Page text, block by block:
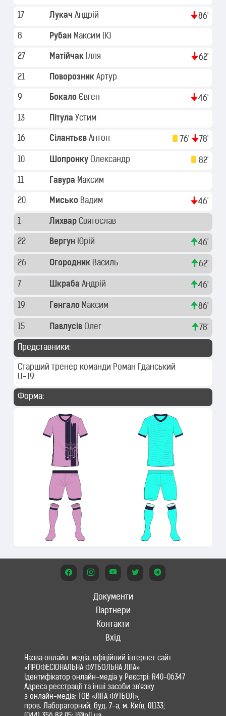
17 Лукач Андрій 86'
8 Рубан Максим (K)
27 Матійчак Ілля 62'
21 Поворозник Артур
9 Бокало Євген 46'
13 Пітула Устим
16 Сілантьєв Антон 76' 78'
10 Шопронку Олександр 82'
11 Гавура Максим
20 Мисько Вадим 46'
1 Лихвар Святослав
22 Вергун Юрій 46'
26 Огородник Василь 62'
7 Шкраба Андрій 46'
19 Генгало Максим 86'
15 Павлусів Олег 78'
Представники:
Старший тренер команди
U-19
Роман Гданський
Форма:
Документи
Партнери
Контакти
Вхід
Назва онлайн-медіа: офіційний інтернет сайт
«ПРОФЕСІОНАЛЬНА ФУТБОЛЬНА ЛІГА»
Ідентифікатор онлайн-медіа у Реєстрі: R40-06347
Адреса реєстрації та інші засоби зв'язку
з онлайн-медіа: ТОВ «ЛІГА ФУТБОЛ»,
пров. Лабораторний, буд. 7-а, м. Київ, 01133;